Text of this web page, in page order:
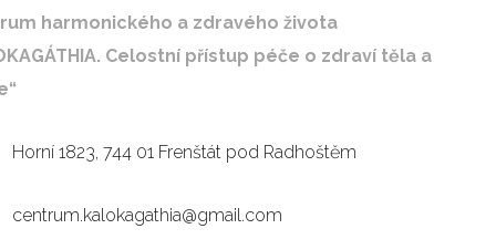
harmonického a zdravého života
Celostní přístup péče o zdraví těla a
Horní 1823, 744 01 Frenštát pod Radhoštěm
centrum.kalokagathia@gmail.com